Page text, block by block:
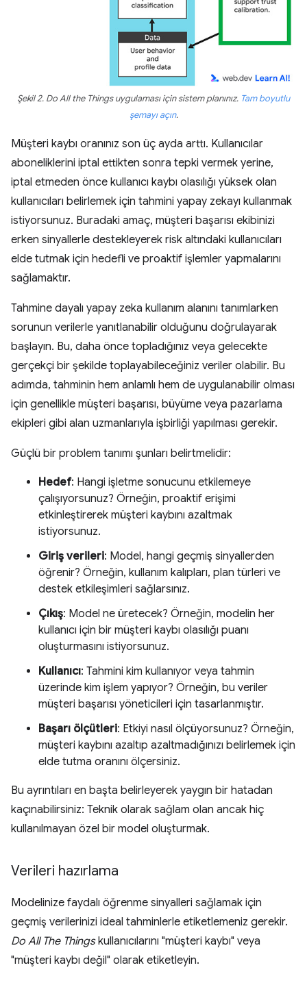
Şekil 2. Do All the Thingsuygulaması için sistem planınız. Tam boyutlu
şemayı açın.
Müşteri kaybı oranınız son üç ayda arttı. Kullanıcılar
aboneliklerini iptal ettikten sonra tepki vermek yerine,
iptal etmeden önce kullanıcı kaybı olasılığı yüksek olan
kullanıcıları belirlemek için tahmini yapay zekayı kullanmak
istiyorsunuz. Buradaki amaç, müşteri başarısı ekibinizi
erken sinyallerle destekleyerek risk altındaki kullanıcıları
elde tutmak için hedefli ve proaktif işlemler yapmalarını
sağlamaktır.
Tahmine dayalı yapay zeka kullanım alanını tanımlarken
sorunun verilerle yanıtlanabilir olduğunu doğrulayarak
başlayın. Bu, daha önce topladığınız veya gelecekte
gerçekçi bir şekilde toplayabileceğiniz veriler olabilir. Bu
adımda, tahminin hem anlamlı hem de uygulanabilir olması
için genellikle müşteri başarısı, büyüme veya pazarlama
ekipleri gibi alan uzmanlarıyla işbirliği yapılması gerekir.
Güçlü bir problem tanımı şunları belirtmelidir:
Hedef: Hangi işletme sonucunu etkilemeye
çalışıyorsunuz? Örneğin, proaktif erişimi
etkinleştirerek müşteri kaybını azaltmak
istiyorsunuz.
Giriş verileri: Model, hangi geçmiş sinyallerden
öğrenir? Örneğin, kullanım kalıpları, plan türleri ve
destek etkileşimleri sağlarsınız.
Çıkış: Model ne üretecek? Örneğin, modelin her
kullanıcı için bir müşteri kaybı olasılığı puanı
oluşturmasını istiyorsunuz.
Kullanıcı: Tahmini kim kullanıyor veya tahmin
üzerinde kim işlem yapıyor? Örneğin, bu veriler
müşteri başarısı yöneticileri için tasarlanmıştır.
Başarı ölçütleri: Etkiyi nasıl ölçüyorsunuz? Örneğin,
müşteri kaybını azaltıp azaltmadığınızı belirlemek için
elde tutma oranını ölçersiniz.
Bu ayrıntıları en başta belirleyerek yaygın bir hatadan
kaçınabilirsiniz: Teknik olarak sağlam olan ancak hiç
kullanılmayan özel bir model oluşturmak.
Verileri hazırlama
Modelinize faydalı öğrenme sinyalleri sağlamak için
geçmiş verilerinizi ideal tahminlerle etiketlemeniz gerekir.
Do All The Thingskullanıcılarını "müşteri kaybı" veya
"müşteri kaybı değil" olarak etiketleyin.